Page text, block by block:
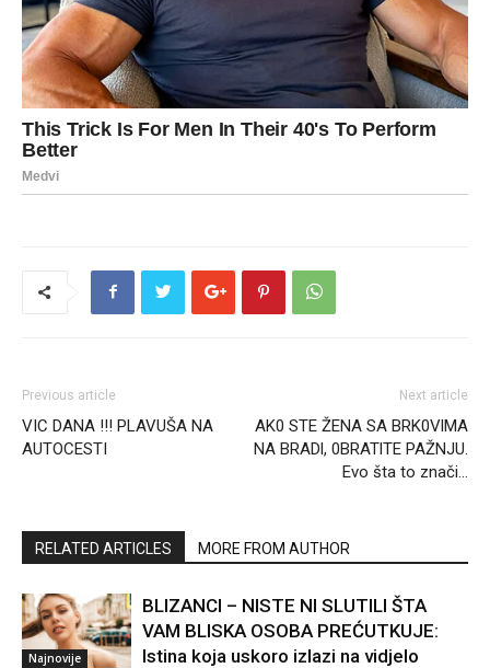
Previous article
VIC DANA !!! PLAVUŠA NA
AUTOCESTI
Next article
AK0 STE ŽENA SA BRK0VlMA
NA BRADl, 0BRATlTE PAŽNJU.
Evo šta to znači…
RELATED ARTICLES MORE FROM AUTHOR
Najnovije
BLIZANCI – NISTE NI SLUTILI ŠTA
VAM BLISKA OSOBA PREĆUTKUJE:
Istina koja uskoro izlazi na vidjelo